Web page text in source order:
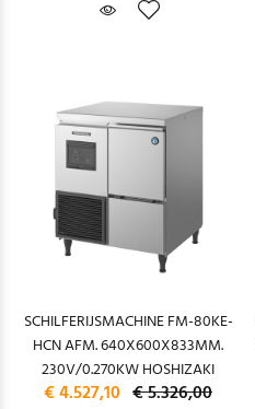
SCHILFERIJSMACHINE FM-80KE-
HCN AFM. 640X600X833MM.
230V/0.270KW HOSHIZAKI
€ 4.527,10 € 5.326,00